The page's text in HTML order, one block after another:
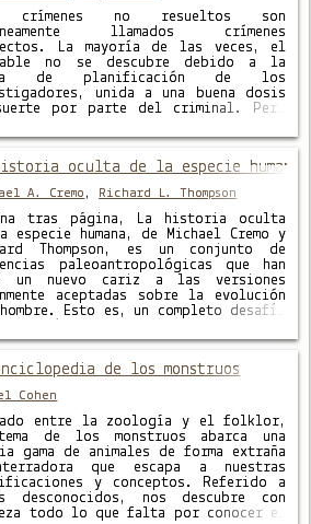
crímenes no resueltos son
llamados crímenes
La mayoría de las veces, el
no se descubre debido a la
de planificación de los
unida a una buena dosis
por parte del criminal. Pero
es el que ni siquiera se
oculta de la especie humana
A. Cremo , Richard L. Thompson
tras página, La historia oculta
especie humana, de Michael Cremo y
Thompson, es un conjunto de
paleoantropológicas que han
un nuevo cariz a las versiones
aceptadas sobre la evolución
Esto es, un completo desafío
la obra magistral de …
de los monstruos
Cohen
entre la zoología y el folklor,
de los monstruos abarca una
gama de animales de forma extraña
que escapa a nuestras
y conceptos. Referido a
desconocidos, nos descubre con
todo lo que falta por conocer en